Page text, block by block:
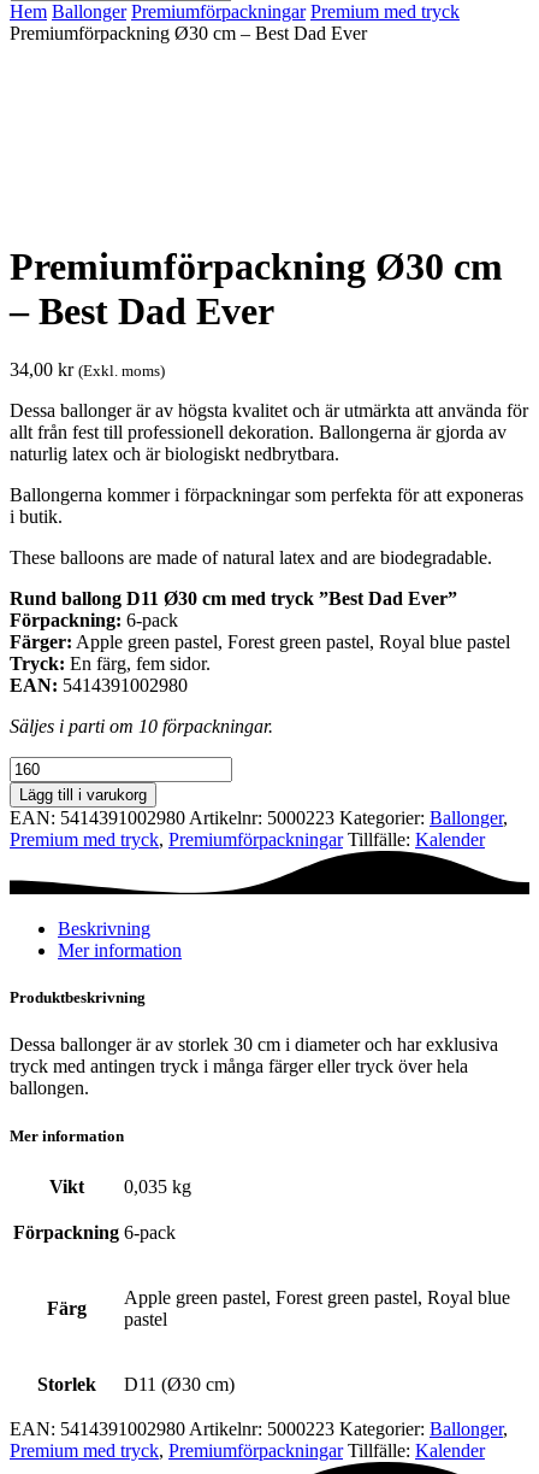
Hem Ballonger Premium­förpackningar Premium med tryck
Premiumförpackning Ø30 cm – Best Dad Ever
Premiumförpackning Ø30 cm
– Best Dad Ever
34,00 kr (Exkl. moms)
Dessa ballonger är av högsta kvalitet och är utmärkta att använda för
allt från fest till professionell dekoration. Ballongerna är gjorda av
naturlig latex och är biologiskt nedbrytbara.
Ballongerna kommer i förpackningar som perfekta för att exponeras
i butik.
These balloons are made of natural latex and are biodegradable.
Rund ballong D11 Ø30 cm med tryck ”Best Dad Ever”
Förpackning: 6-pack
Färger: Apple green pastel, Forest green pastel, Royal blue pastel
Tryck: En färg, fem sidor.
EAN: 5414391002980
Säljes i parti om 10 förpackningar.
Premiumförpackning
Ø30
cm
-
Best
Ever
mängd
Lägg till i varukorg
EAN: 5414391002980 Artikelnr: 5000223 Kategorier: Ballonger,
Premium med tryck, Premium­förpackningar Tillfälle: Kalender
Beskrivning
Mer information
Produktbeskrivning
Dessa ballonger är av storlek 30 cm i diameter och har exklusiva
tryck med antingen tryck i många färger eller tryck över hela
ballongen.
Mer information
Vikt 0,035 kg
Förpackning 6-pack
Färg
Apple green pastel, Forest green pastel, Royal blue
pastel
Storlek D11 (Ø30 cm)
EAN: 5414391002980 Artikelnr: 5000223 Kategorier: Ballonger,
Premium med tryck, Premium­förpackningar Tillfälle: Kalender